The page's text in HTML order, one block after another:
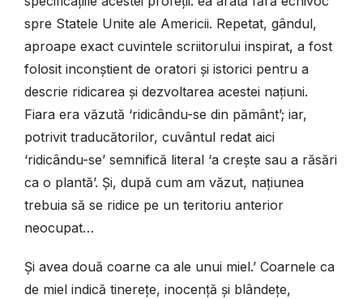
spre Statele Unite ale Americii. Repetat, gândul,
aproape exact cuvintele scriitorului inspirat, a fost
folosit inconștient de oratori și istorici pentru a
descrie ridicarea și dezvoltarea acestei națiuni.
Fiara era văzută ‘ridicându-se din pământ’; iar,
potrivit traducătorilor, cuvântul redat aici
‘ridicându-se’ semnifică literal ‘a crește sau a răsări
ca o plantă’. Și, după cum am văzut, națiunea
trebuia să se ridice pe un teritoriu anterior
neocupat…
Și avea două coarne ca ale unui miel.’ Coarnele ca
de miel indică tinerețe, inocență și blândețe,